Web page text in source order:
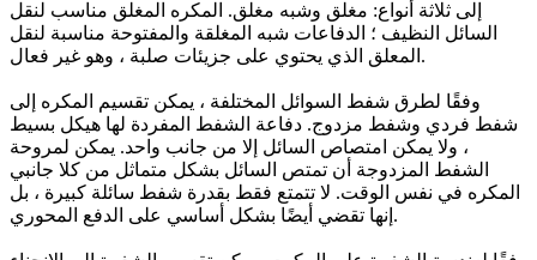
إلى ثلاثة أنواع: مغلق وشبه مغلق. المكره المغلق مناسب لنقل
السائل النظيف ؛ الدفاعات شبه المغلقة والمفتوحة مناسبة لنقل
المعلق الذي يحتوي على جزيئات صلبة ، وهو غير فعال.
وفقًا لطرق شفط السوائل المختلفة ، يمكن تقسيم المكره إلى
شفط فردي وشفط مزدوج. دفاعة الشفط المفردة لها هيكل بسيط
، ولا يمكن امتصاص السائل إلا من جانب واحد. يمكن لمروحة
الشفط المزدوجة أن تمتص السائل بشكل متماثل من كلا جانبي
المكره في نفس الوقت. لا تتمتع فقط بقدرة شفط سائلة كبيرة ، بل
إنها تقضي أيضًا بشكل أساسي على الدفع المحوري.